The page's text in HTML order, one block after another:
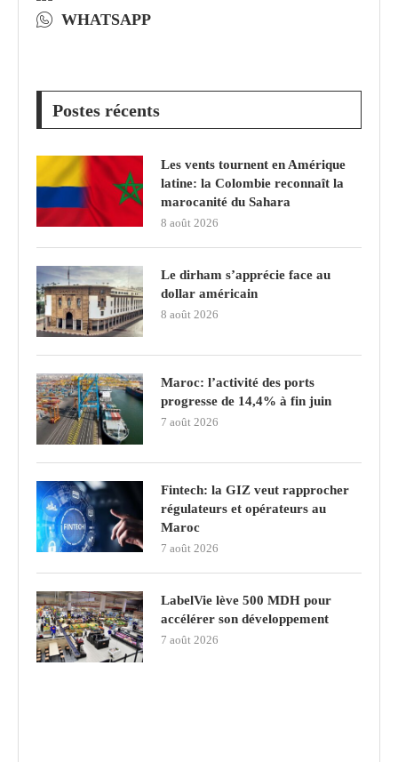
WHATSAPP
Postes récents
Les vents tournent en Amérique
latine: la Colombie reconnaît la
marocanité du Sahara
8 août 2026
Le dirham s’apprécie face au
dollar américain
8 août 2026
Maroc: l’activité des ports
progresse de 14,4% à fin juin
7 août 2026
Fintech: la GIZ veut rapprocher
régulateurs et opérateurs au
Maroc
7 août 2026
LabelVie lève 500 MDH pour
accélérer son développement
7 août 2026